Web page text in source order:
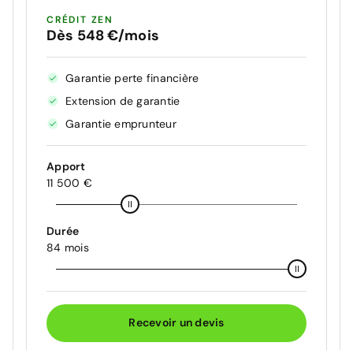
CRÉDIT ZEN
Dès 548 €/mois
Garantie perte financière
Extension de garantie
Garantie emprunteur
Apport
11 500 €
Durée
84 mois
Recevoir un devis